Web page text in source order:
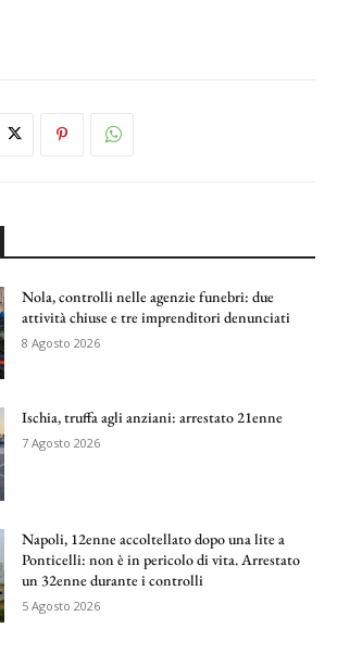
Nola, controlli nelle agenzie funebri: due
attività chiuse e tre imprenditori denunciati
8 Agosto 2026
Ischia, truffa agli anziani: arrestato 21enne
7 Agosto 2026
Napoli, 12enne accoltellato dopo una lite a
Ponticelli: non è in pericolo di vita. Arrestato
un 32enne durante i controlli
5 Agosto 2026